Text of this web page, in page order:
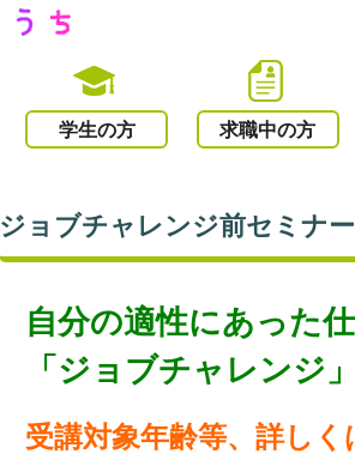
学生の方 求職中の方
ジョブチャレンジ前セミナ
自分の適性にあった
「ジョブチャレンジ
受講対象年齢等、詳しく